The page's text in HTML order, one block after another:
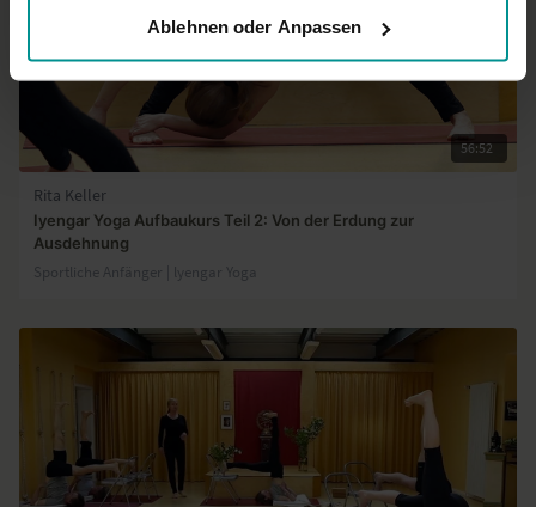
Ablehnen oder Anpassen
56:52
Rita Keller
Iyengar Yoga Aufbaukurs Teil 2: Von der Erdung zur
Ausdehnung
Sportliche Anfänger | lyengar Yoga